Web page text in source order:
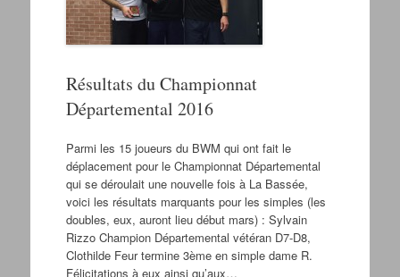
Résultats du Championnat
Départemental 2016
Parmi les 15 joueurs du BWM qui ont fait le
déplacement pour le Championnat Départemental
qui se déroulait une nouvelle fois à La Bassée,
voici les résultats marquants pour les simples (les
doubles, eux, auront lieu début mars) : Sylvain
Rizzo Champion Départemental vétéran D7-D8,
Clothilde Feur termine 3ème en simple dame R.
Félicitations à eux ainsi qu’aux…